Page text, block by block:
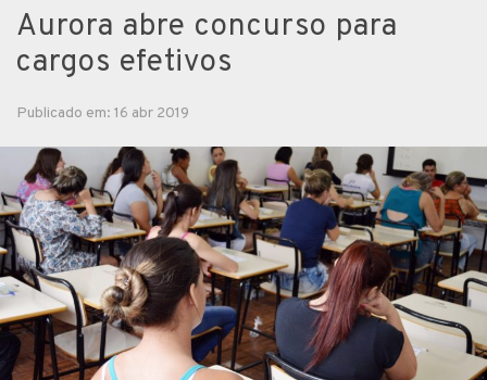
Aurora abre concurso para
cargos efetivos
Publicado em: 16 abr 2019